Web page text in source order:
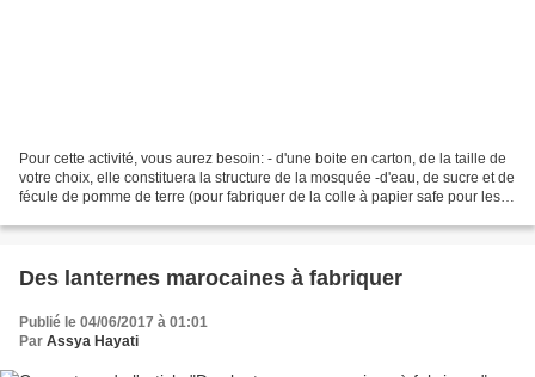
Pour cette activité, vous aurez besoin: - d'une boite en carton, de la taille de
votre choix, elle constituera la structure de la mosquée -d'eau, de sucre et de
fécule de pomme de terre (pour fabriquer de la colle à papier safe pour les
Des lanternes marocaines à fabriquer
Publié le 04/06/2017 à 01:01
Par Assya Hayati